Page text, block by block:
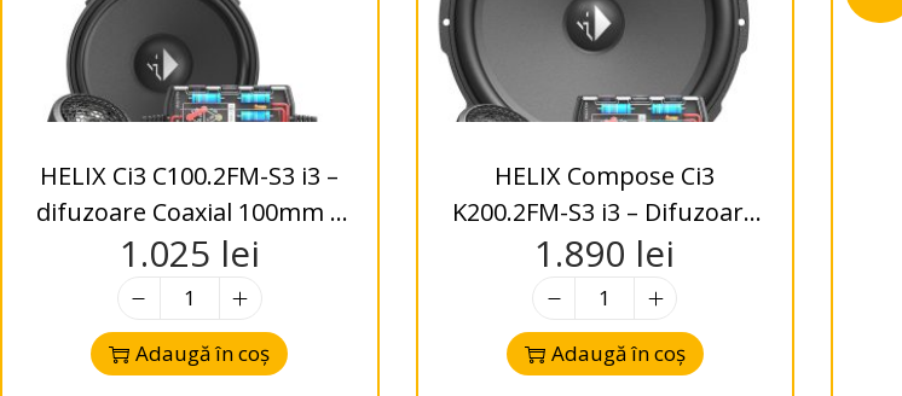
HELIX Ci3 C100.2FM-S3 i3 –
difuzoare Coaxial 100mm –
FlexMount – 2-Way – 3 Ohms
1.025 lei
Adaugă în coș
HELIX Compose Ci3
K200.2FM-S3 i3 – Difuzoare
Kit 200mm -2-Way – 3 Ohms
1.890 lei
Adaugă în coș